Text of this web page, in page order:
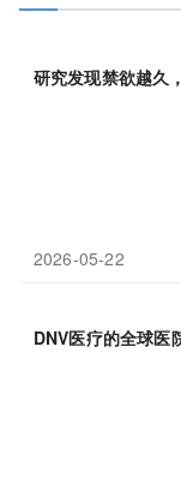
研究发现禁欲越久
2026-05-22
DNV医疗的全球医